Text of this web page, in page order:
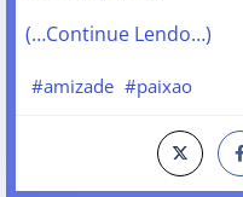
(…Continue Lendo…)
#amizade #paixao